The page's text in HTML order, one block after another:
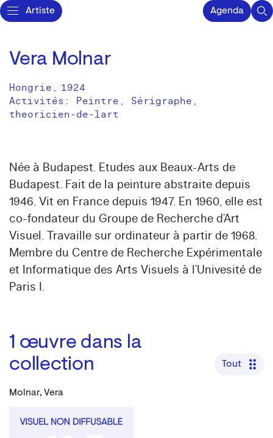
Artiste Agenda
Vera Molnar
Hongrie , 1924
Activités: Peintre
Sérigraphe
theoricien-de-lart
Née à Budapest. Etudes aux Beaux-Arts de
Budapest. Fait de la peinture abstraite depuis
1946. Vit en France depuis 1947. En 1960, elle est
co-fondateur du Groupe de Recherche d’Art
Visuel. Travaille sur ordinateur à partir de 1968.
Membre du Centre de Recherche Expérimentale
et Informatique des Arts Visuels à l’Univesité de
Paris I.
1 œuvre dans la
collection
Tout
Molnar, Vera